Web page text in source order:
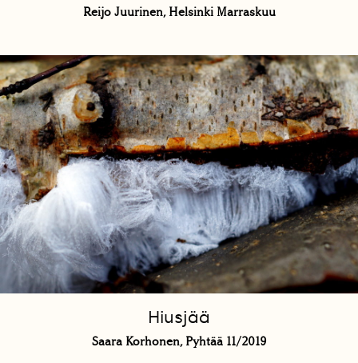
Reijo Juurinen, Helsinki Marraskuu
Hiusjää
Saara Korhonen, Pyhtää 11/2019